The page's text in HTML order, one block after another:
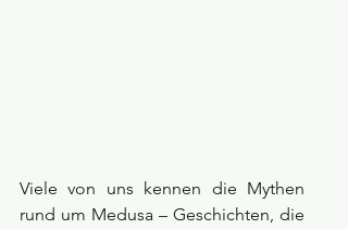
Viele von uns kennen die Mythen
rund um Medusa – Geschichten, die